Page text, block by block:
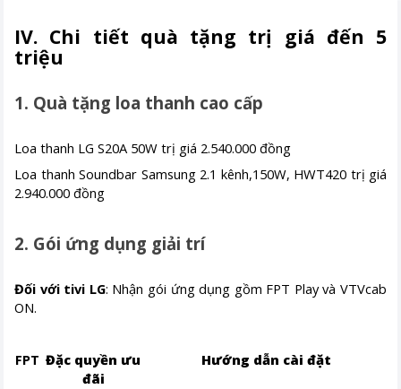
IV. Chi tiết quà tặng trị giá đến 5
triệu
1. Quà tặng loa thanh cao cấp
Loa thanh LG S20A 50W trị giá 2.540.000 đồng
Loa thanh Soundbar Samsung 2.1 kênh,150W, HWT420 trị giá
2.940.000 đồng
2. Gói ứng dụng giải trí
Đối với tivi LG: Nhận gói ứng dụng gồm FPT Play và VTVcab
ON.
FPT Đặc quyền ưu
đãi
Hướng dẫn cài đặt